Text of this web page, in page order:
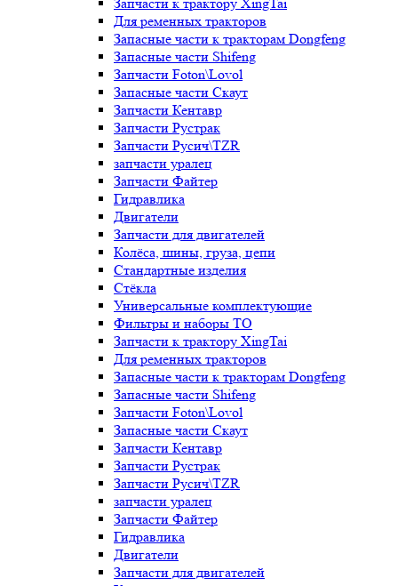
Для ременных тракторов
Запасные части к тракторам Dongfeng
Запасные части Shifeng
Запчасти Foton\Lovol
Запасные части Скаут
Запчасти Кентавр
Запчасти Рустрак
Запчасти Русич\TZR
запчасти уралец
Запчасти Файтер
Гидравлика
Двигатели
Запчасти для двигателей
Колёса, шины, груза, цепи
Стандартные изделия
Стёкла
Универсальные комплектующие
Фильтры и наборы ТО
Запчасти к трактору XingTai
Для ременных тракторов
Запасные части к тракторам Dongfeng
Запасные части Shifeng
Запчасти Foton\Lovol
Запасные части Скаут
Запчасти Кентавр
Запчасти Рустрак
Запчасти Русич\TZR
запчасти уралец
Запчасти Файтер
Гидравлика
Двигатели
Запчасти для двигателей